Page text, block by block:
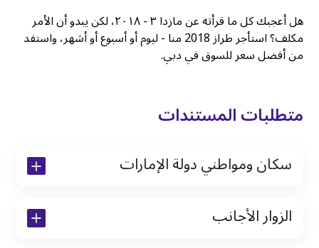
هل أعجبك كل ما قرأته عن مازدا ٣ - ٢٠١٨، لكن يبدو أن الأمر
مكلف؟ استأجر طراز 2018 منا - ليوم أو أسبوع أو أشهر، واستفد
من أفضل سعر للسوق في دبي.
متطلبات المستندات
سكان ومواطني دولة الإمارات
نسخة من تأشيرة الاقامة
الزوار الأجانب